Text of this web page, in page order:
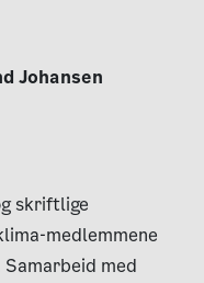
Johansen
skriftlige
medlemmene
med